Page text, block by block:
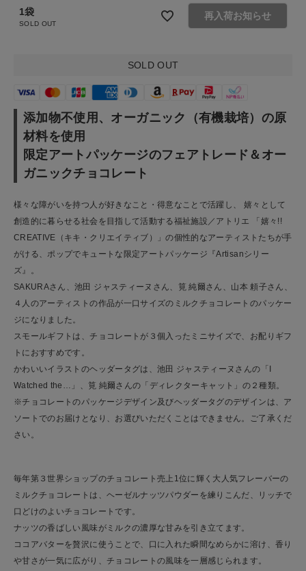
特集
ご利用ガイド
お問い合わせ
ショップリスト
1袋
SOLD OUT
再入荷お知らせ
SOLD OUT
添加物不使用、オーガニック（有機栽培）の原
材料を使用
限定アートパッケージのフェアトレード＆オー
ガニックチョコレート
様々な障がいを持つ人が好きなこと・得意なことで活躍し、 嬉々として
創造的に暮らせる社会を目指して活動する福祉施設／アトリエ 「嬉々!!
CREATIVE（キキ・クリエイティブ）」の個性的なアーティストたちが手
がける、ポップでキュートな限定アートパッケージ『Artisanシリー
ズ』。
SAKURAさん、池田 ジャスティーヌさん、筧 純爾さん、山本 頼子さん、
４人のアーティストの作品が一口サイズのミルクチョコレートのパッケー
ジになりました。
スモールギフトは、チョコレートが３個入ったミニサイズで、お配りギフ
トにおすすめです。
かわいいイラストのヘッダータグは、池田 ジャスティーヌさんの「I
Watched the…」、筧 純爾さんの「ディレクターキャット」の２種類。
※チョコレートのパッケージデザイン及びヘッダータグのデザインは、ア
ソートでのお届けとなり、お選びいただくことはできません。ご了承くだ
さい。
毎年第３世界ショップのチョコレート売上1位に輝く大人気フレーバーの
ミルクチョコレートは、ヘーゼルナッツパウダーを練りこんだ、リッチで
口どけのよいチョコレートです。
ナッツの香ばしい風味がミルクの濃厚な甘みを引き立てます。
ココアバターを贅沢に使うことで、口に入れた瞬間なめらかに溶け、香り
や甘さが一気に広がり、チョコレートの風味を一層感じられます。